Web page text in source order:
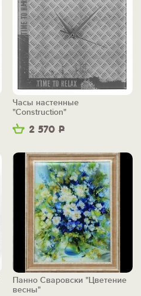
2 570 Р
Часы настенные
"Construction"
Панно Сваровски "Цветение
весны"